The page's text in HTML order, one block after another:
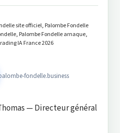
site officiel, Palombe Fondelle
Palombe Fondelle arnaque,
IA France 2026
fondelle.business
— Directeur général